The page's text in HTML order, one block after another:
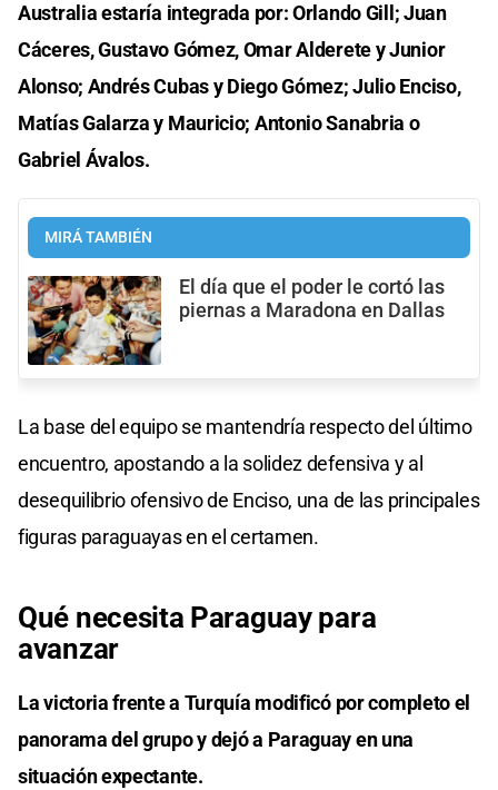
Australia estaría integrada por: Orlando Gill; Juan
Cáceres, Gustavo Gómez, Omar Alderete y Junior
Alonso; Andrés Cubas y Diego Gómez; Julio Enciso,
Matías Galarza y Mauricio; Antonio Sanabria o
Gabriel Ávalos.
MIRÁ TAMBIÉN
El día que el poder le cortó las
piernas a Maradona en Dallas
La base del equipo se mantendría respecto del último
encuentro, apostando a la solidez defensiva y al
desequilibrio ofensivo de Enciso, una de las principales
figuras paraguayas en el certamen.
Qué necesita Paraguay para
avanzar
La victoria frente a Turquía modificó por completo el
panorama del grupo y dejó a Paraguay en una
situación expectante.